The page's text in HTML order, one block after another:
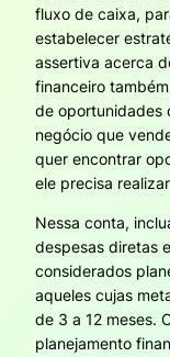
fluxo de caixa,
estabelecer
assertiva acerca
financeiro
de oportunidades
negócio que
quer encontrar
ele precisa
Nessa conta,
despesas diretas
considerados
aqueles cujas
de 3 a 12 meses.
planejamento